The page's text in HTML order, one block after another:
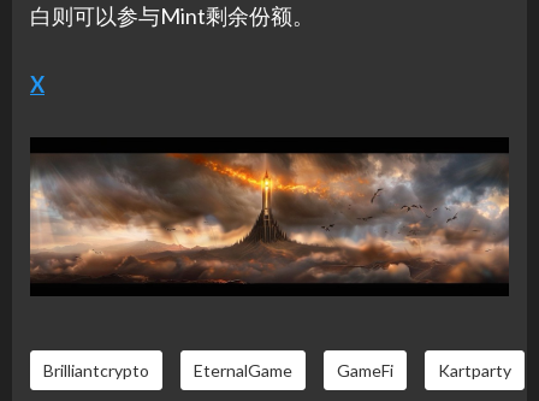
白则可以参与Mint剩余份额。
X
Brilliantcrypto EternalGame GameFi Kartparty